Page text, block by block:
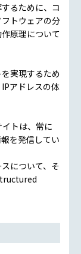
るために、コ
トウェアの分
原理について
実現するため
アドレスの体
トは、常に
を発信してい
について、そ